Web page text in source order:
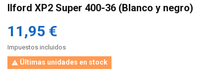
Ilford XP2 Super 400-36 (Blanco y negro)
11,95 €
Impuestos incluidos
 Últimas unidades en stock